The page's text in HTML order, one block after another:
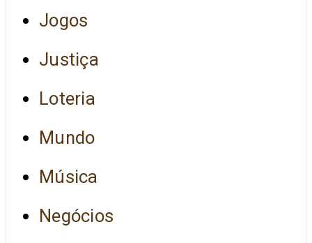
Jogos
Justiça
Loteria
Mundo
Música
Negócios